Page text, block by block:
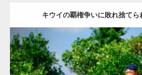
キウイの覇権争いに敗れ捨てら
Update:2023.02.11